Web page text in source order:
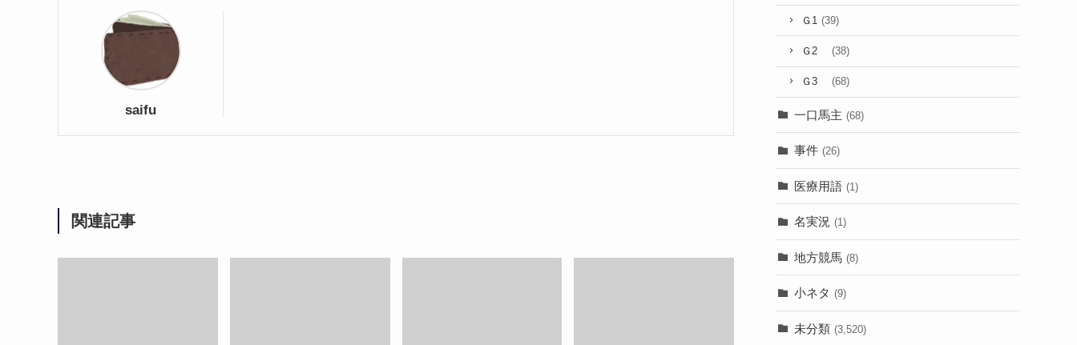
saifu
関連記事
Ｇ1 (39)
Ｇ2 (38)
Ｇ3 (68)
一口馬主 (68)
事件 (26)
医療用語 (1)
名実況 (1)
地方競馬 (8)
小ネタ (9)
未分類 (3,520)